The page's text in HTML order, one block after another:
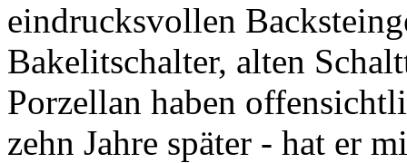
eindrucksvollen
Bakelitschalter, alten
Porzellan haben
zehn Jahre später - hat er